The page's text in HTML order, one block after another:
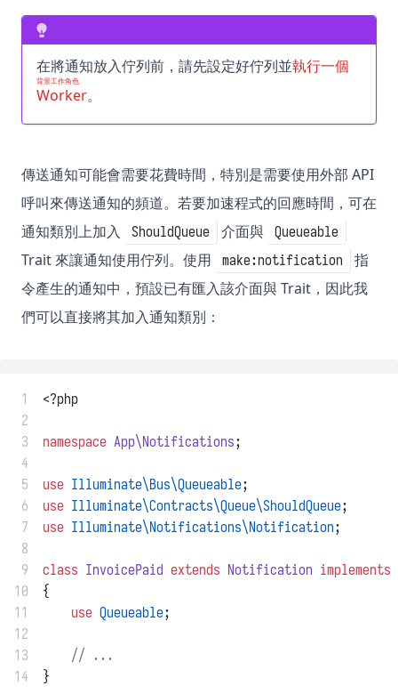
在將通知放入佇列前，請先設定好佇列並執行一個
Worker
背景工作角色
。
傳送通知可能會需要花費時間，特別是需要使用外部 API
呼叫來傳送通知的頻道。若要加速程式的回應時間，可在
通知類別上加入
ShouldQueue 介面與 Queueable
Trait 來讓通知使用佇列。使用 make:notification
指
令產生的通知中，預設已有匯入該介面與 Trait，因此我
們可以直接將其加入通知類別：
1
<?php
2
3
namespace App\Notifications;
4
5
use Illuminate\Bus\Queueable;
6
use Illuminate\Contracts\Queue\ShouldQueue;
7
use Illuminate\Notifications\Notification;
8
9
class InvoicePaid extends Notification implements
10
{
11
use Queueable;
12
13
// ...
14
}